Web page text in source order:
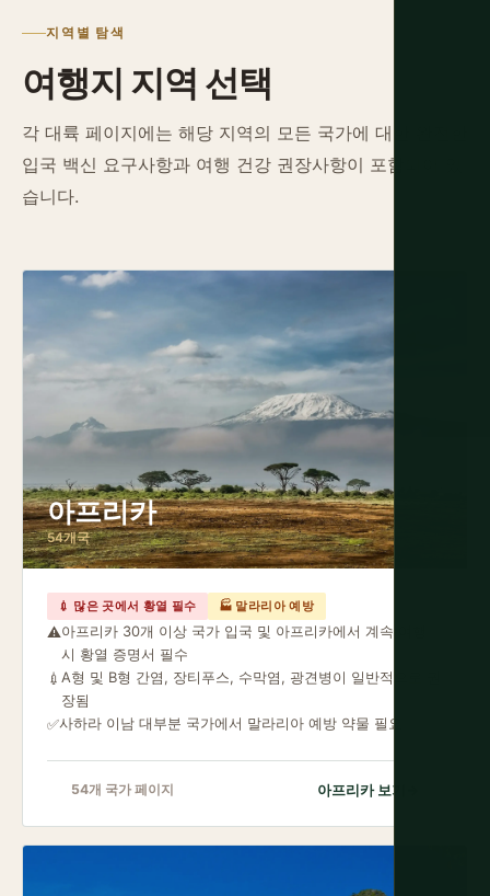
지역별 탐색
여행지 지역 선택
각 대륙 페이지에는 해당 지역의 모든 국가에 대한 완전한
입국 백신 요구사항과 여행 건강 권장사항이 포함되어 있
습니다.
아프리카
54개국
💉 많은 곳에서 황열 필수 🏭 말라리아 예방
⚠️아프리카 30개 이상 국가 입국 및 아프리카에서 계속 여행
시 황열 증명서 필수
💉 A형 및 B형 간염, 장티푸스, 수막염, 광견병이 일반적으로 권
장됨
✅사하라 이남 대부분 국가에서 말라리아 예방 약물 필요
54개 국가 페이지 아프리카 보기